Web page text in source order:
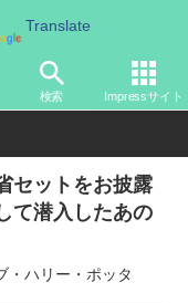
Translate
検索 Impressサイト
ーマパーク
セットをお披露
て潜入したあの
・ハリー・ポッタ